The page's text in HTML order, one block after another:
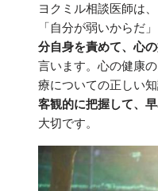
ヨクミル相談医師は
「自分が弱いからだ
分自身を責めて、心
言います。心の健康
療についての正しい
客観的に把握して、
大切です。